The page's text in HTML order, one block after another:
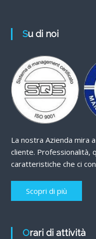
Su di noi
La nostra Azienda mira
cliente. Professionalità,
caratteristiche che ci
Scopri di più
Orari di attività